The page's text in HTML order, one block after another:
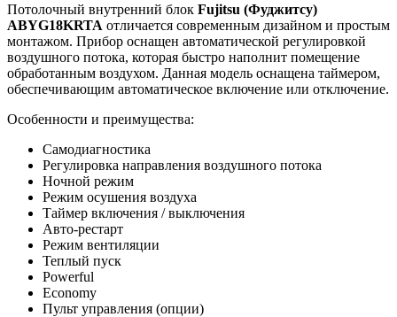
Потолочный внутренний блок Fujitsu (Фуджитсу)
ABYG18KRTA отличается современным дизайном и простым
монтажом. Прибор оснащен автоматической регулировкой
воздушного потока, которая быстро наполнит помещение
обработанным воздухом. Данная модель оснащена таймером,
обеспечивающим автоматическое включение или отключение.
Особенности и преимущества:
Самодиагностика
Регулировка направления воздушного потока
Ночной режим
Режим осушения воздуха
Таймер включения / выключения
Авто-рестарт
Режим вентиляции
Теплый пуск
Powerful
Economy
Пульт управления (опции)